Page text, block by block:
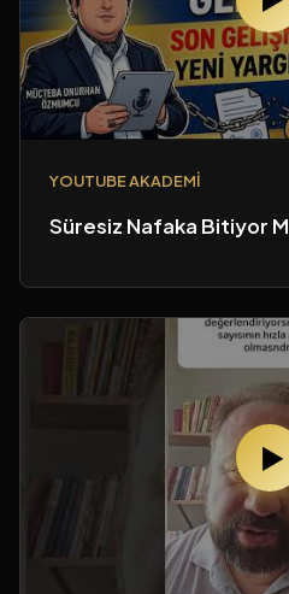
YOUTUBE AKADEMI
Süresiz Nafaka Bitiyor
▶
Adınız Soyadınız *
Telefon Numarası *
Görüşmek İstediğiniz Avukat
Hangi Ofis ile Görüşmek